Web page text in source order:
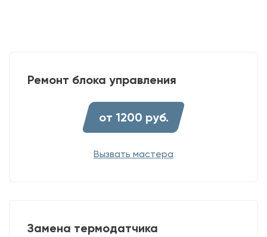
Ремонт блока управления
от 1200 руб.
Вызвать мастера
Замена термодатчика